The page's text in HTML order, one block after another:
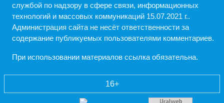
службой по надзору в сфере связи, информационных
технологий и массовых коммуникаций 15.07.2021 г..
Администрация cайта не несёт ответственности за
содержание публикуемых пользователями комментариев.
При использовании материалов ссылка обязательна.
16+